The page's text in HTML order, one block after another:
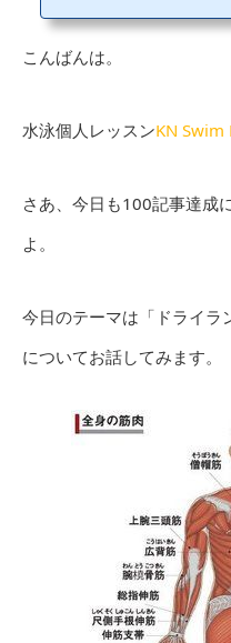
こんばんは。
水泳個人レッスンKN Swim
さあ、今日も100記事達成
よ。
今日のテーマは「ドライラ
についてお話してみます。